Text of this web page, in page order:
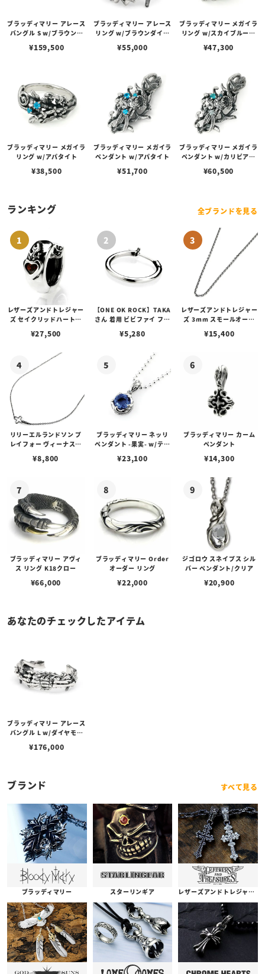
ブラッディマリー アレース
バングル S w/ブラウンダ
¥159,500
ブラッディマリー アレース
リング w/ブラウンダイヤ
¥55,000
ブラッディマリー メガイラ
リング w/スカイブルート
パーズ
¥47,300
ブラッディマリー メガイラ
リング w/アパタイト
¥38,500
ブラッディマリー メガイラ
ペンダント w/アパタイト
¥51,700
ブラッディマリー メガイラ
ペンダント w/カリビアン
ブルートパーズ/ロンドン
¥60,500
ランキング 全ブランドを見る
レザーズアンドトレジャー
ズ セイクリッドハートピ
¥27,500
【ONE OK ROCK】TAKA
さん 着用 ビビファイ フー
¥5,280
レザーズアンドトレジャー
ズ 3mm スモールオーバ
ブスタークラスプ＆LTロ
¥15,400
リリーエルランドソン プ
レイフォー ヴィーナスチ
¥8,800
ブラッディマリー ネッリ
ペンダント -果実- w/ティ
¥23,100
ブラッディマリー カーム
ペンダント
¥14,300
ブラッディマリー アヴィ
ス リング K18クロー
¥66,000
ブラッディマリー Order
オーダー リング
¥22,000
ジゴロウ スネイプス シル
バー ペンダント/クリア
¥20,900
あなたのチェックしたアイテム
ブラッディマリー アレース
バングル L w/ダイヤモン
¥176,000
ブランド すべて見る
ブラッディマリー スターリンギア レザーズアンドトレジャーズ